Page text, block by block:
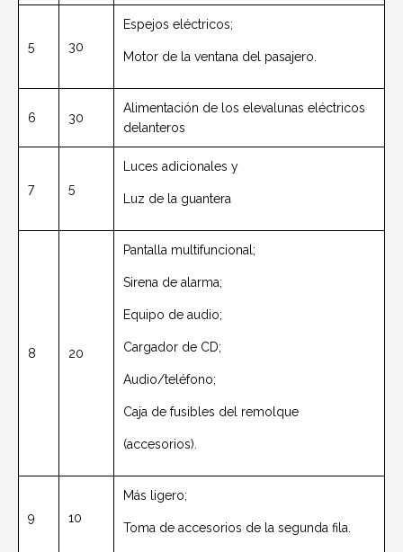
5 30
Espejos eléctricos;
Motor de la ventana del pasajero.
6 30
Alimentación de los elevalunas eléctricos
delanteros
7 5
Luces adicionales y
Luz de la guantera
8 20
Pantalla multifuncional;
Sirena de alarma;
Equipo de audio;
Cargador de CD;
Audio/teléfono;
Caja de fusibles del remolque
(accesorios).
9 10
Más ligero;
Toma de accesorios de la segunda fila.